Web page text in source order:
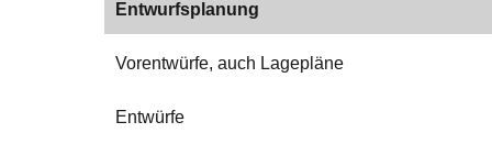
Entwurfsplanung
Vorentwürfe, auch Lagepläne
Entwürfe